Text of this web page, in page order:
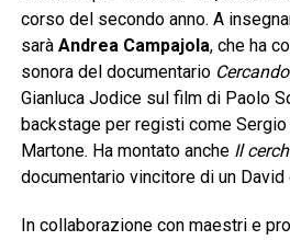
corso del secondo anno. A
sarà Andrea Campajola, che ha
sonora del documentario
Gianluca Jodice sul film di Paolo
backstage per registi come
Martone. Ha montato anche Il
documentario vincitore di un
In collaborazione con maestri e